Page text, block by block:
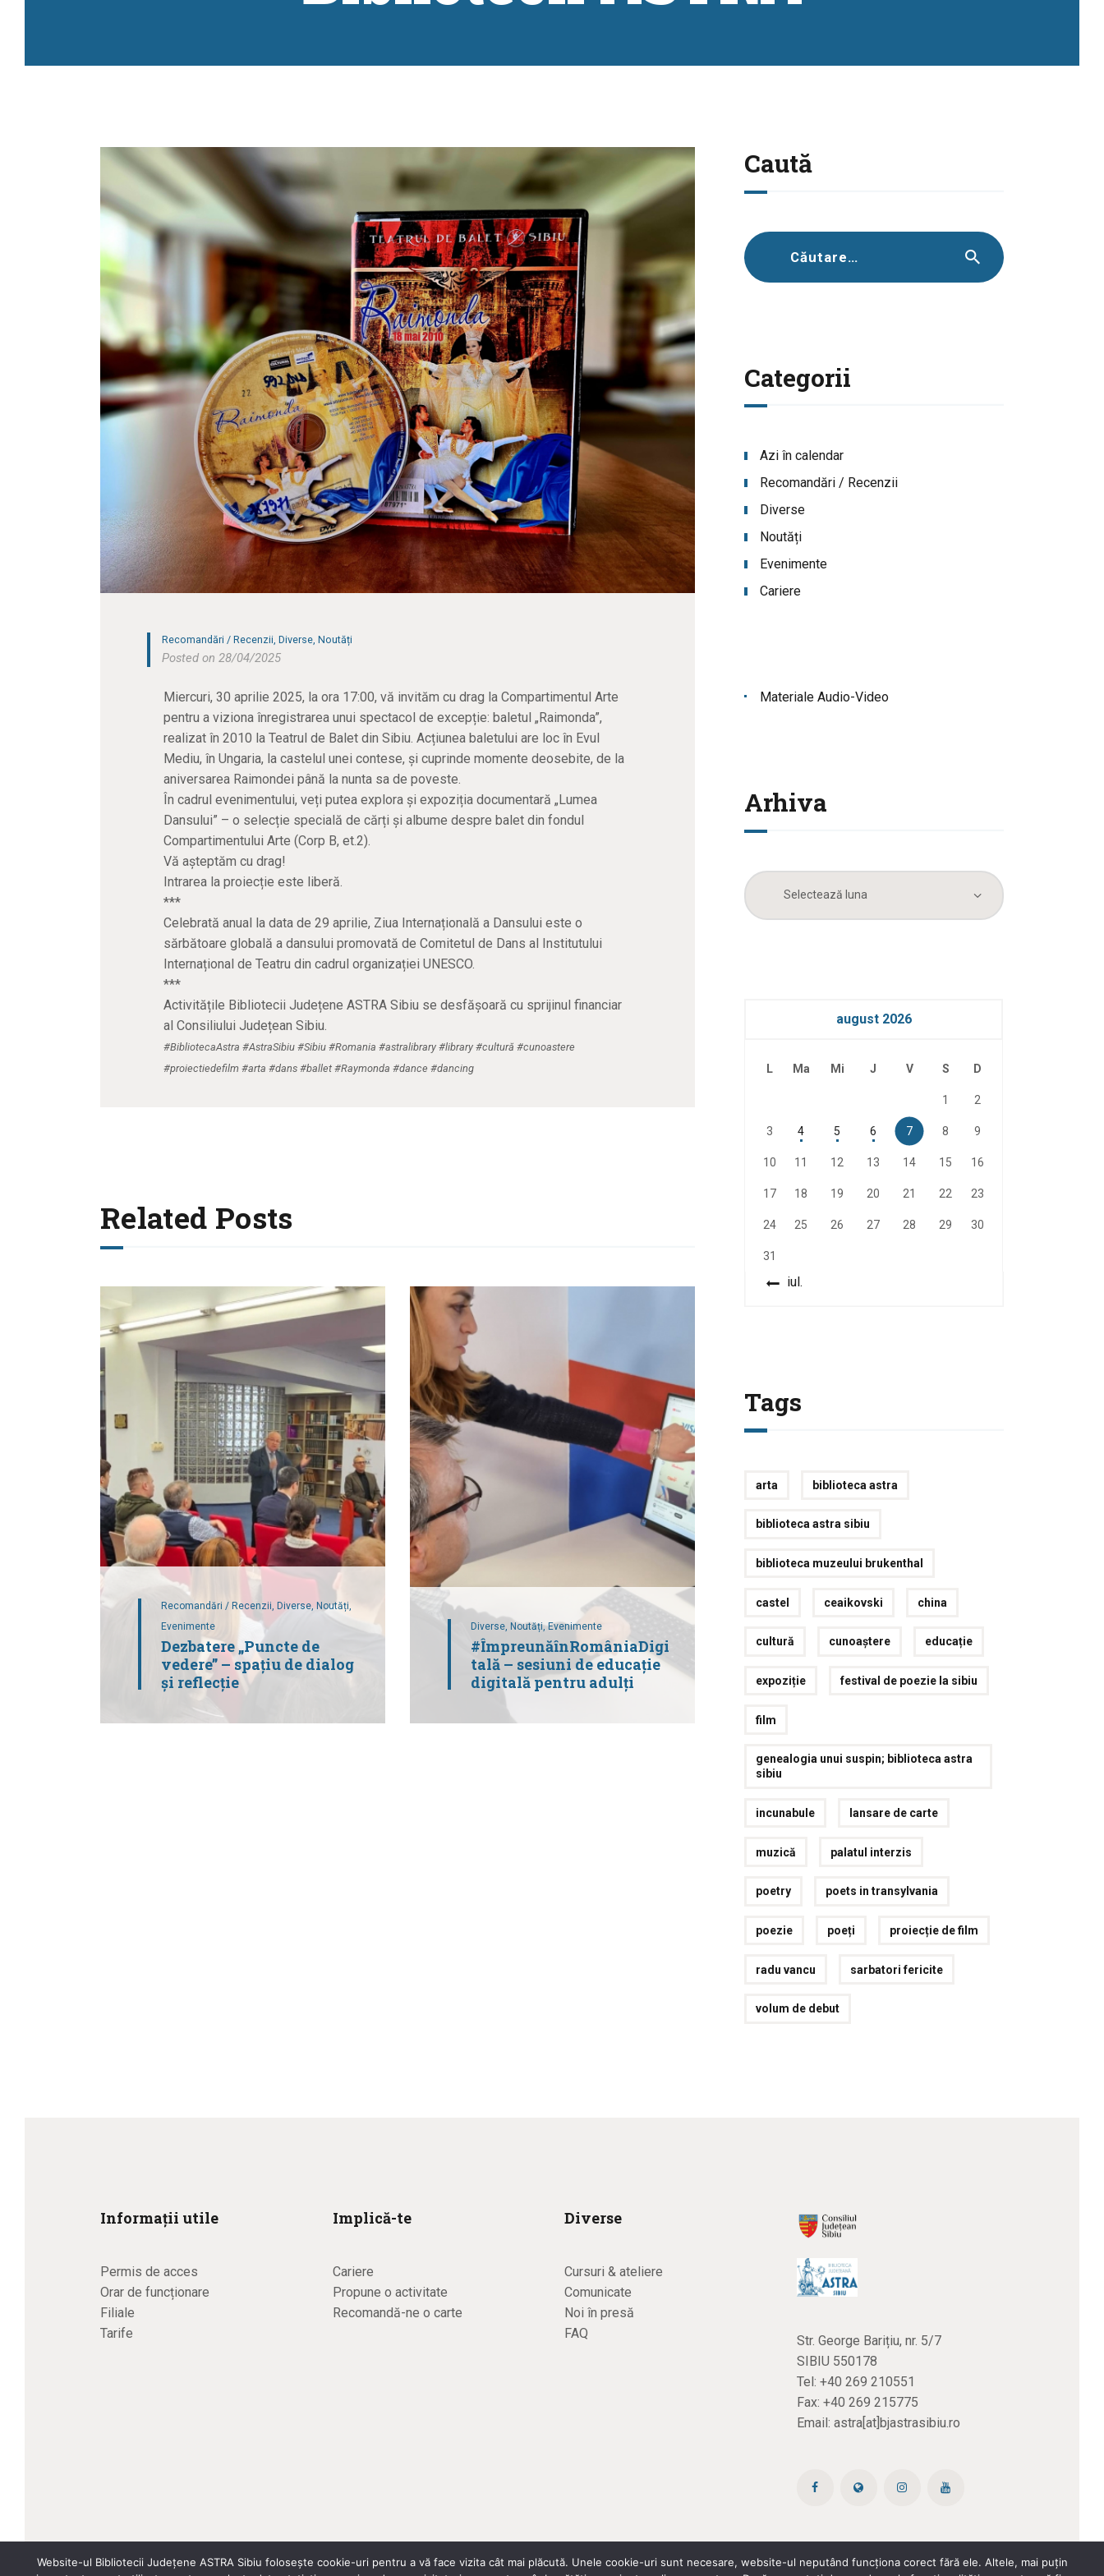
Recomandări / Recenzii,Diverse,Noutăți
Posted on 28/04/2025
Miercuri, 30 aprilie 2025, la ora 17:00, vă invităm cu drag la Compartimentul Arte
pentru a viziona înregistrarea unui spectacol de excepție: baletul „Raimonda”,
realizat în 2010 la Teatrul de Balet din Sibiu. Acțiunea baletului are loc în Evul
Mediu, în Ungaria, la castelul unei contese, și cuprinde momente deosebite, de la
aniversarea Raimondei până la nunta sa de poveste.
În cadrul evenimentului, veți putea explora și expoziția documentară „Lumea
Dansului” – o selecție specială de cărți și albume despre balet din fondul
Compartimentului Arte (Corp B, et.2).
Vă așteptăm cu drag!
Intrarea la proiecție este liberă.
***
Celebrată anual la data de 29 aprilie, Ziua Internațională a Dansului este o
sărbătoare globală a dansului promovată de Comitetul de Dans al Institutului
Internațional de Teatru din cadrul organizației UNESCO.
***
Activitățile Bibliotecii Județene ASTRA Sibiu se desfășoară cu sprijinul financiar
al Consiliului Județean Sibiu.
#BibliotecaAstra #AstraSibiu #Sibiu #Romania #astralibrary #library #cultură #cunoastere
#proiectiedefilm #arta #dans #ballet #Raymonda #dance #dancing
Related Posts
Recomandări / Recenzii, Diverse, Noutăți,
Evenimente
Dezbatere „Puncte de
vedere” – spațiu de dialog
și reflecție
Diverse, Noutăți,Evenimente
#ÎmpreunăînRomâniaDigi
tală – sesiuni de educație
digitală pentru adulți
Caută
Caută
după:
Categorii
Azi în calendar
Recomandări / Recenzii
Diverse
Noutăți
Evenimente
Cariere
Materiale Audio-Video
Arhiva
Arhiva
august 2026
L Ma Mi J V S D
1 2
3 4 5 6 7 8 9
10 11 12 13 14 15 16
17 18 19 20 21 22 23
24 25 26 27 28 29 30
31
« iul.
Tags
arta biblioteca astra
biblioteca astra sibiu
biblioteca muzeului brukenthal
castel ceaikovski china
cultură cunoaștere educație
expoziție festival de poezie la sibiu
film
genealogia unui suspin; biblioteca astra
sibiu
incunabule lansare de carte
muzică palatul interzis
poetry poets in transylvania
poezie poeți proiecție de film
radu vancu sarbatori fericite
volum de debut
Informații utile
Permis de acces
Orar de funcționare
Filiale
Tarife
Implică-te
Cariere
Propune o activitate
Recomandă-ne o carte
Diverse
Cursuri & ateliere
Comunicate
Noi în presă
FAQ
Str. George Barițiu, nr. 5/7
SIBIU 550178
Tel: +40 269 210551
Fax: +40 269 215775
Email: astra[at]bjastrasibiu.ro
Website-ul Bibliotecii Județene ASTRA Sibiu folosește cookie-uri pentru a vă face vizita cât mai plăcută. Unele cookie-uri sunt necesare, website-ul neputând funcționa corect fără ele. Altele, mai puțin